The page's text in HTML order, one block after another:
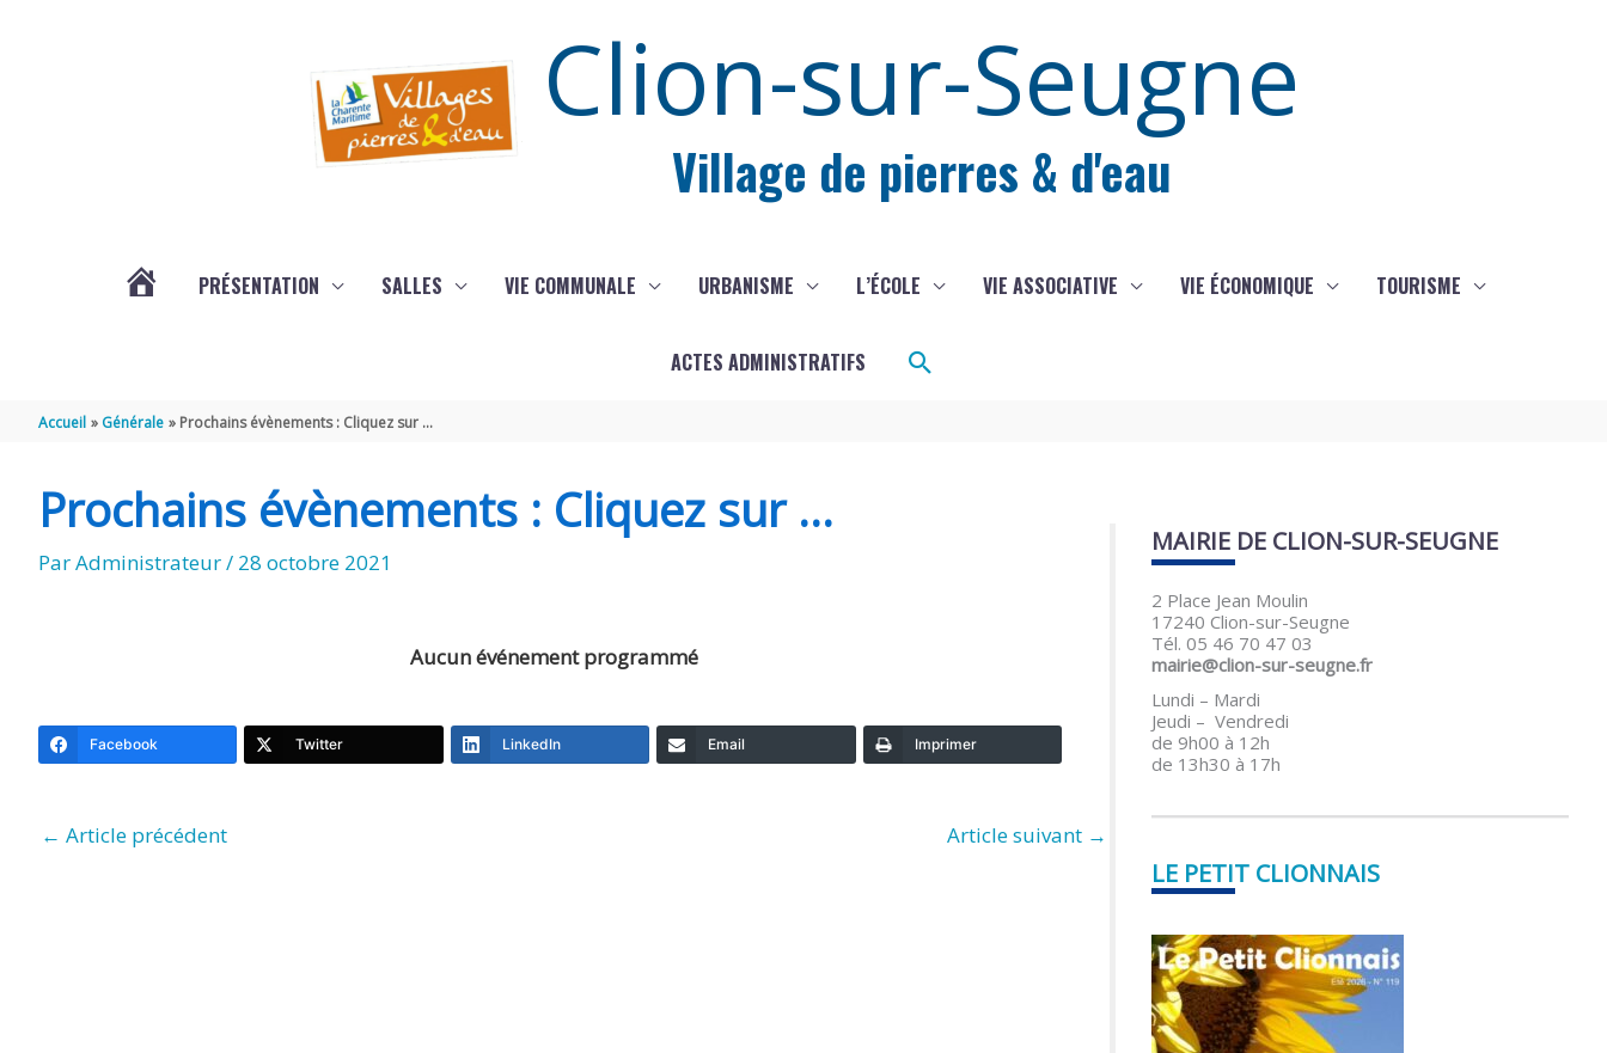
Clion-sur-Seugne
Village de pierres & d'eau
TITRE)
PRÉSENTATION SALLES VIE COMMUNALE URBANISME L’ÉCOLE VIE ASSOCIATIVE VIE ÉCONOMIQUE TOURISME
ACTES ADMINISTRATIFS Rechercher
Accueil Générale Prochains évènements : Cliquez sur …
Prochains évènements : Cliquez sur …
ParAdministrateur/ 28 octobre 2021
Aucun événement programmé
Facebook Twitter LinkedIn Email Imprimer
← Article précédent Article suivant →
MAIRIE DE CLION-SUR-SEUGNE
2 Place Jean Moulin
17240 Clion-sur-Seugne
Tél. 05 46 70 47 03
mairie@clion-sur-seugne.fr
Lundi – Mardi
Jeudi – Vendredi
de 9h00 à 12h
de 13h30 à 17h
LE PETIT CLIONNAIS